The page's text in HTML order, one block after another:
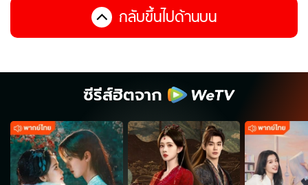
กลับขึ้นไปด้านบน
ซีรีส์ฮิตจาก